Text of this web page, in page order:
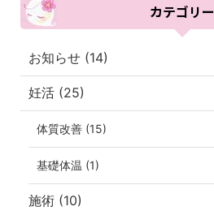
カテゴリー
お知らせ (14)
妊活 (25)
体質改善 (15)
基礎体温 (1)
施術 (10)